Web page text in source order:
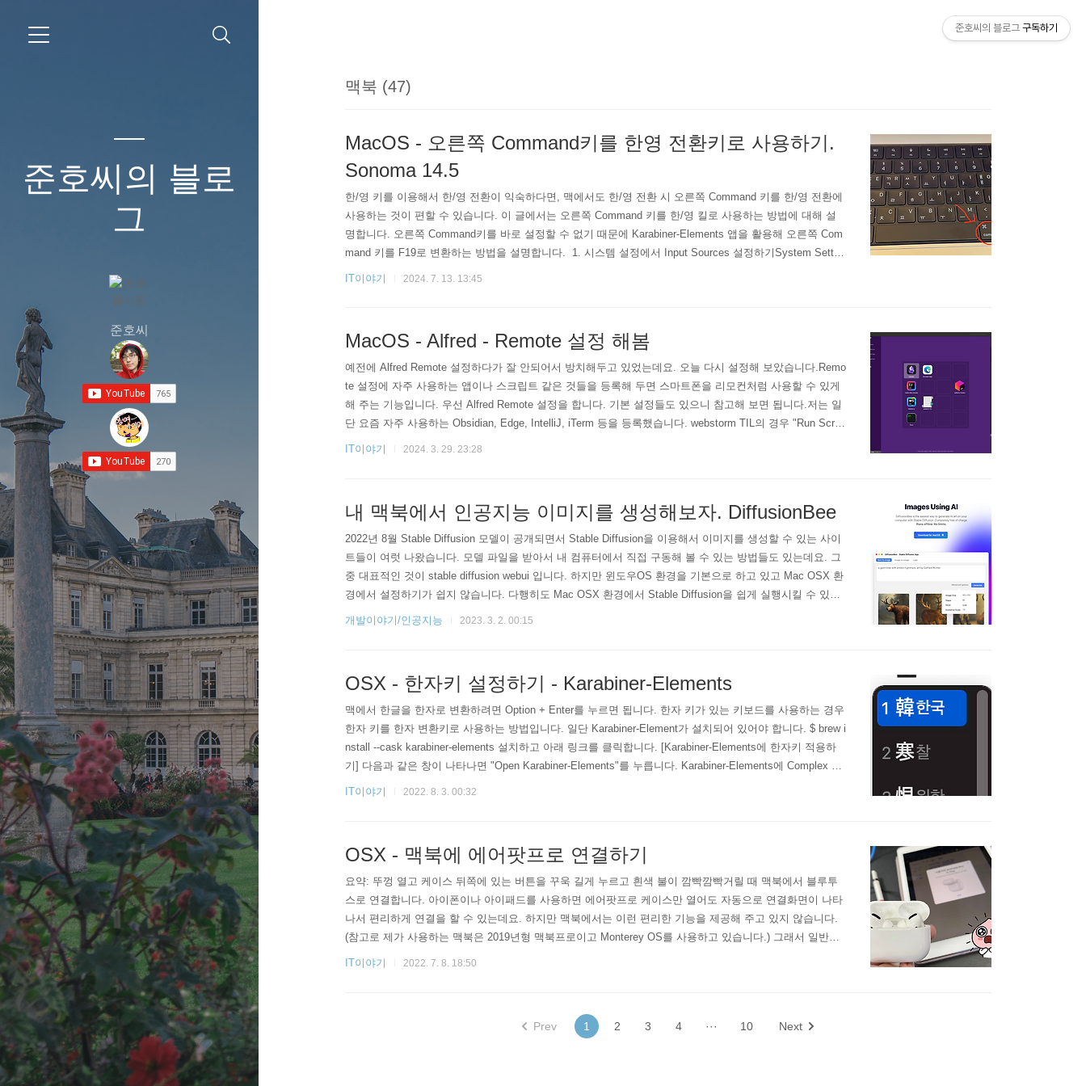
준호씨의 블로
그
준호씨
맥북 (47)
MacOS - 오른쪽 Command키를 한영 전환키로 사용하기.
Sonoma 14.5
한/영 키를 이용해서 한/영 전환이 익숙하다면, 맥에서도 한/영 전환 시 오른쪽 Command 키를 한/영 전환에
사용하는 것이 편할 수 있습니다. 이 글에서는 오른쪽 Command 키를 한/영 킬로 사용하는 방법에 대해 설
명합니다. 오른쪽 Command키를 바로 설정할 수 없기 때문에 Karabiner-Elements 앱을 활용해 오른쪽 Com
mand 키를 F19로 변환하는 방법을 설명합니다. 1. 시스템 설정에서 Input Sources 설정하기System Settin
gs > Keyboard > Keyboard Shortcuts... 설정으로 이동합니다. Input Sources > Select next source in Input
IT이야기 2024. 7. 13. 13:45
MacOS - Alfred - Remote 설정 해봄
예전에 Alfred Remote 설정하다가 잘 안되어서 방치해두고 있었는데요. 오늘 다시 설정해 보았습니다.Remo
te 설정에 자주 사용하는 앱이나 스크립트 같은 것들을 등록해 두면 스마트폰을 리모컨처럼 사용할 수 있게
해 주는 기능입니다. 우선 Alfred Remote 설정을 합니다. 기본 설정들도 있으니 참고해 보면 됩니다.저는 일
단 요즘 자주 사용하는 Obsidian, Edge, IntelliJ, iTerm 등을 등록했습니다. webstorm TIL의 경우 "Run Scrip
t"로 설정을 했습니다. 내용은 다음과 같습니다.cd /Users/junho85/WebstormProjectswebstorm TILwebstor
IT이야기 2024. 3. 29. 23:28
내 맥북에서 인공지능 이미지를 생성해보자. DiffusionBee
2022년 8월 Stable Diffusion 모델이 공개되면서 Stable Diffusion을 이용해서 이미지를 생성할 수 있는 사이
트들이 여럿 나왔습니다. 모델 파일을 받아서 내 컴퓨터에서 직접 구동해 볼 수 있는 방법들도 있는데요. 그
중 대표적인 것이 stable diffusion webui 입니다. 하지만 윈도우OS 환경을 기본으로 하고 있고 Mac OSX 환
경에서 설정하기가 쉽지 않습니다. 다행히도 Mac OSX 환경에서 Stable Diffusion을 쉽게 실행시킬 수 있는
앱이 있습니다. 바로 DiffusionBee입니다. 오프라인 환경에서 무료로 무제한으로 사용해 볼 수 있습니다. 다
개발이야기/인공지능 2023. 3. 2. 00:15
OSX - 한자키 설정하기 - Karabiner-Elements
맥에서 한글을 한자로 변환하려면 Option + Enter를 누르면 됩니다. 한자 키가 있는 키보드를 사용하는 경우
한자 키를 한자 변환키로 사용하는 방법입니다. 일단 Karabiner-Element가 설치되어 있어야 합니다. $ brew i
nstall --cask karabiner-elements 설치하고 아래 링크를 클릭합니다. [Karabiner-Elements에 한자키 적용하
기] 다음과 같은 창이 나타나면 "Open Karabiner-Elements"를 누릅니다. Karabiner-Elements에 Complex Mo
difications에 룰을 Import 하는 화면이 나타납니다. Import를 누르면 다음과 같은 화면이 나타나고 왼쪽에 보
IT이야기 2022. 8. 3. 00:32
OSX - 맥북에 에어팟프로 연결하기
요약: 뚜껑 열고 케이스 뒤쪽에 있는 버튼을 꾸욱 길게 누르고 흰색 불이 깜빡깜빡거릴 때 맥북에서 블루투
스로 연결합니다. 아이폰이나 아이패드를 사용하면 에어팟프로 케이스만 열어도 자동으로 연결화면이 나타
나서 편리하게 연결을 할 수 있는데요. 하지만 맥북에서는 이런 편리한 기능을 제공해 주고 있지 않습니다.
(참고로 제가 사용하는 맥북은 2019년형 맥북프로이고 Monterey OS를 사용하고 있습니다.) 그래서 일반적
인 블루투스 연결 방식으로 연결해야 되는데요. 방법을 정리해 보았습니다. 1. 맥북 플루투스 활성화 Syste
IT이야기 2022. 7. 8. 18:50
Prev 1 2 3 4 ··· 10 Next
준호씨의 블로그 구독하기